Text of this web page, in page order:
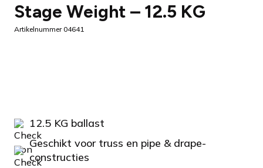
Stage Weight – 12.5 KG
Artikelnummer 04641
12.5 KG ballast
Geschikt voor truss en pipe & drape-
constructies